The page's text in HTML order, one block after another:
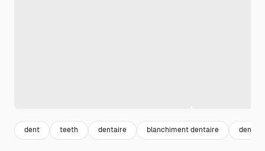
dent teeth dentaire blanchiment dentaire